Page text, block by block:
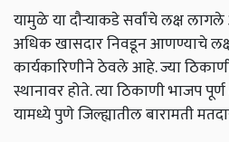
यामुळे या दौऱ्याकडे सर्वांचे लक्ष
अधिक खासदार निवडून आणण्याचे लक्ष
कार्यकारिणीने ठेवले आहे. ज्या
स्थानावर होते. त्या ठिकाणी भाजप
यामध्ये पुणे जिल्ह्यातील बारामती